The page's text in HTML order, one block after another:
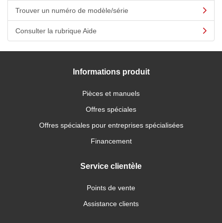
Trouver un numéro de modèle/série
Consulter la rubrique Aide
Informations produit
Pièces et manuels
Offres spéciales
Offres spéciales pour entreprises spécialisées
Financement
Service clientèle
Points de vente
Assistance clients